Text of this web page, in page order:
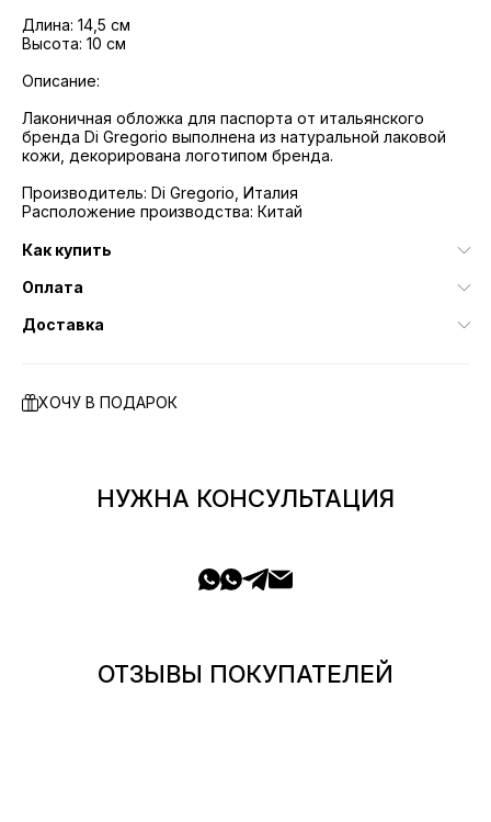
Длина: 14,5 см
Высота: 10 см
Описание:
Лаконичная обложка для паспорта от итальянского
бренда Di Gregorio выполнена из натуральной лаковой
кожи, декорирована логотипом бренда.
Производитель: Di Gregorio, Италия
Расположение производства: Китай
Как купить
Оплата
Доставка
ХОЧУ В ПОДАРОК
НУЖНА КОНСУЛЬТАЦИЯ
ОТЗЫВЫ ПОКУПАТЕЛЕЙ